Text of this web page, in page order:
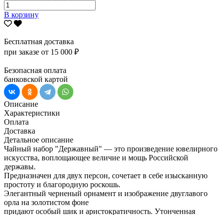
В корзину
Бесплатная доставка
при заказе от 15 000 ₽
Безопасная оплата
банковской картой
Описание
Характеристики
Оплата
Доставка
Детальное описание
Чайный набор "Державный" — это произведение ювелирного
искусства, воплощающее величие и мощь Российской
державы.
Предназначен для двух персон, сочетает в себе изысканную
простоту и благородную роскошь.
Элегантный черненый орнамент и изображение двуглавого
орла на золотистом фоне
придают особый шик и аристократичность. Утонченная